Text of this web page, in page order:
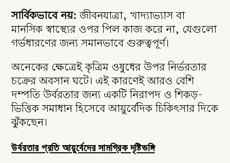
সার্বিকভাবে নয়: জীবনযাত্রা, খাদ্যাভ্যাস বা
মানসিক স্বাস্থ্যের ওপর পিল কাজ করে না, যেগুলো
গর্ভধারণের জন্য সমানভাবে গুরুত্বপূর্ণ।
অনেকের ক্ষেত্রেই কৃত্রিম ওষুধের উপর নির্ভরতার
চক্রের অবসান ঘটে। এই কারণেই আরও বেশি
দম্পতি উর্বরতার জন্য একটি নিরাপদ ও শিকড়-
ভিত্তিক সমাধান হিসেবে আয়ুর্বেদিক চিকিৎসার দিকে
ঝুঁকছেন।
উর্বরতার প্রতি আয়ুর্বেদের সামগ্রিক দৃষ্টিভঙ্গি